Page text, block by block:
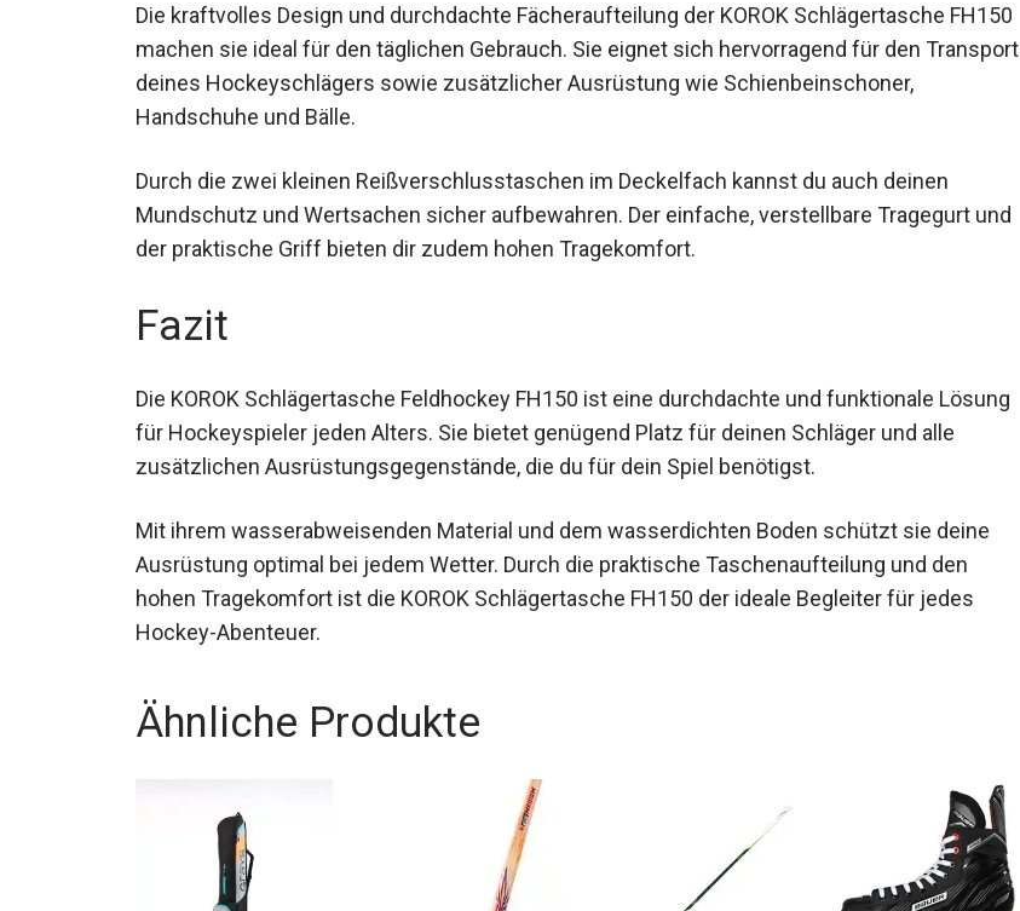
Die kraftvolles Design und durchdachte Fächeraufteilung der KOROK Schlägertasche FH150
machen sie ideal für den täglichen Gebrauch. Sie eignet sich hervorragend für den Transport
deines Hockeyschlägers sowie zusätzlicher Ausrüstung wie Schienbeinschoner,
Handschuhe und Bälle.
Durch die zwei kleinen Reißverschlusstaschen im Deckelfach kannst du auch deinen
Mundschutz und Wertsachen sicher aufbewahren. Der einfache, verstellbare Tragegurt und
der praktische Griff bieten dir zudem hohen Tragekomfort.
Fazit
Die KOROK Schlägertasche Feldhockey FH150 ist eine durchdachte und funktionale Lösung
für Hockeyspieler jeden Alters. Sie bietet genügend Platz für deinen Schläger und alle
zusätzlichen Ausrüstungsgegenstände, die du für dein Spiel benötigst.
Mit ihrem wasserabweisenden Material und dem wasserdichten Boden schützt sie deine
Ausrüstung optimal bei jedem Wetter. Durch die praktische Taschenaufteilung und den
hohen Tragekomfort ist die KOROK Schlägertasche FH150 der ideale Begleiter für jedes
Hockey-Abenteuer.
Ähnliche Produkte